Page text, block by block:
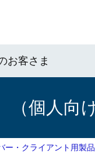
お客さま
個人向け
ー・クライアント用製